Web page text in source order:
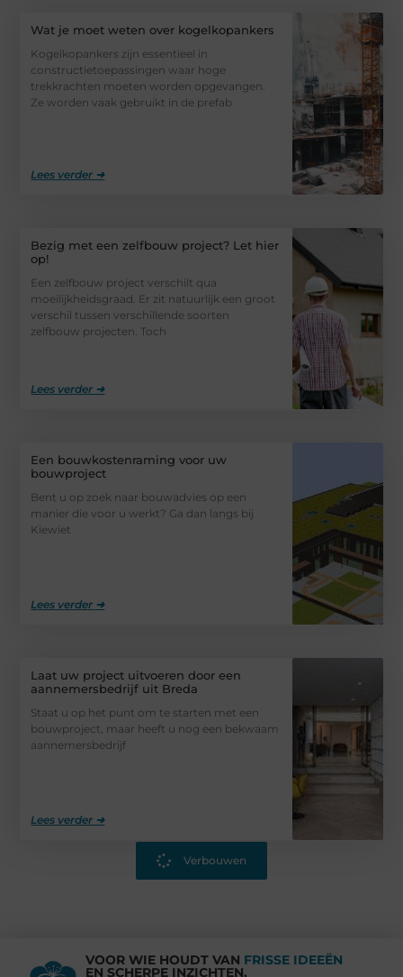
Wat je moet weten over kogelkopankers
Kogelkopankers zijn essentieel in
constructietoepassingen waar hoge
trekkrachten moeten worden opgevangen.
Ze worden vaak gebruikt in de prefab
Lees verder ➜
Bezig met een zelfbouw project? Let hier
op!
Een zelfbouw project verschilt qua
moeilijkheidsgraad. Er zit natuurlijk een groot
verschil tussen verschillende soorten
zelfbouw projecten. Toch
Lees verder ➜
Een bouwkostenraming voor uw
bouwproject
Bent u op zoek naar bouwadvies op een
manier die voor u werkt? Ga dan langs bij
Kiewiet
Lees verder ➜
Laat uw project uitvoeren door een
aannemersbedrijf uit Breda
Staat u op het punt om te starten met een
bouwproject, maar heeft u nog een bekwaam
aannemersbedrijf
Lees verder ➜
Verbouwen
VOOR WIE HOUDT VAN FRISSE IDEEËN
EN SCHERPE INZICHTEN.